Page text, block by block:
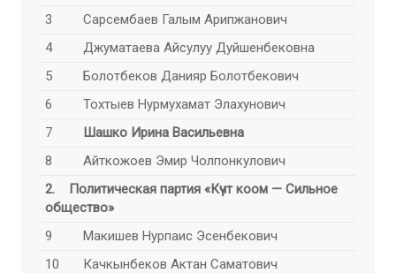
3
Сарсембаев Галым Арипжанович
4
Джуматаева Айсулуу Дуйшенбековна
5
Болотбеков Данияр Болотбекович
6
Тохтыев Нурмухамат Элахунович
7
Шашко Ирина Васильевна
8
Айткожоев Эмир Чолпонкулович
2. Политическая партия «Күчткоом — Сильное
общество»
9
Макишев Нурпаис Эсенбекович
10
Качкынбеков Актан Саматович